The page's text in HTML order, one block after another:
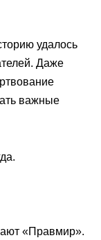
удалось
Даже
важные
«Правмир».